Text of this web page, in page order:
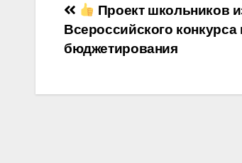
Навигация
по
Проект школьников
Всероссийского
бюджетирования